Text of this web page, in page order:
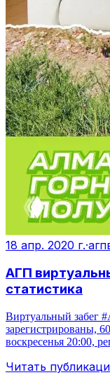
18 апр. 2020 г.·
АГП
статистика
Виртуальный забег
зарегистрированы,
воскресенья 20:00,
Читать